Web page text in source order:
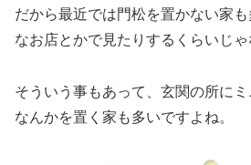
だから最近では門松を置かない家
なお店とかで見たりするくらいじゃ
そういう事もあって、玄関の所に
なんかを置く家も多いですよね。